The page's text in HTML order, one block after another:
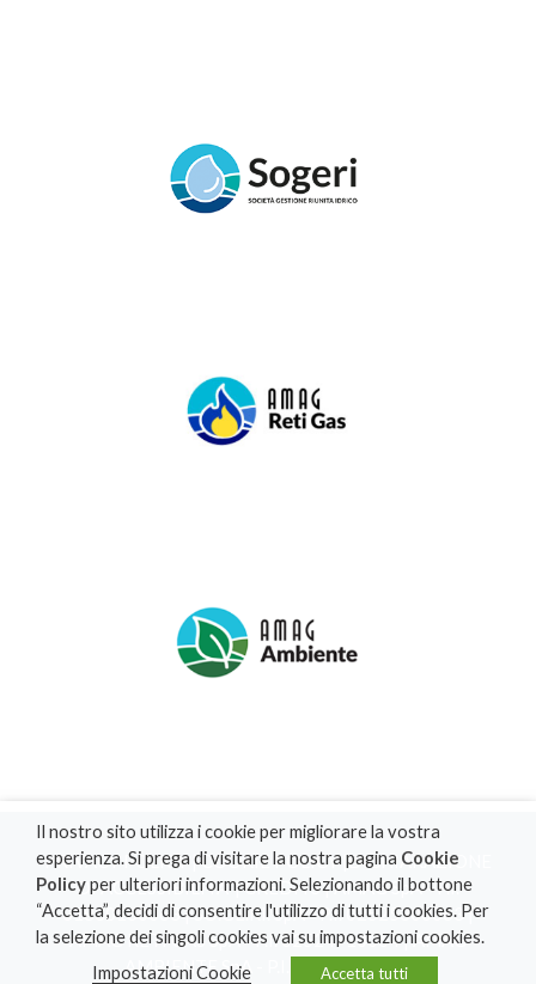
PRIVACY POLICY|COOKIE POLICY|DICHIARAZIONE
DI ACCESSIBILITA'|CREDITS| AMAG SpA - P.I.
01830160063 | SO.GE.RI. SpA - P.I. 02525300063 |
AMAG RETI GAS SpA - P.I. 02524710064 | AMAG
AMBIENTE SpA - P.I. 02453870061
Il nostro sito utilizza i cookie per migliorare la vostra
esperienza. Si prega di visitare la nostra pagina Cookie
Policyper ulteriori informazioni. Selezionando il bottone
“Accetta”, decidi di consentire l'utilizzo di tutti i cookies. Per
la selezione dei singoli cookies vai su impostazioni cookies.
Impostazioni Cookie
Accetta tutti